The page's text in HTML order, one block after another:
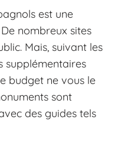
est une
nombreux sites
Mais, suivant les
supplémentaires
budget ne vous le
sont
des guides tels